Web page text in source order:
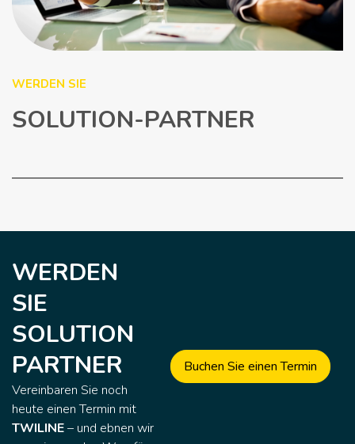
WERDEN SIE
SOLUTION-PARTNER
WERDEN
SIE
SOLUTION
PARTNER
Vereinbaren Sie noch
heute einen Termin mit
TWILINE– und ebnen wir
Buchen Sie einen Termin